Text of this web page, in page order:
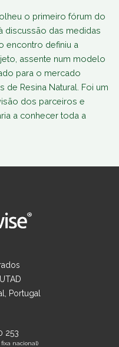
o primeiro fórum do
discussão das medidas
encontro definiu a
assente num modelo
para o mercado
Resina Natural. Foi um
dos parceiros e
a conhecer toda a
Portugal
253
nacional)